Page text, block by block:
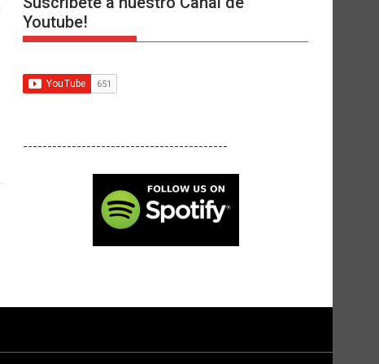
Youtube!
------------------------------------------